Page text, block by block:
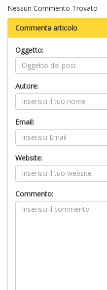
Nessun Commento Trovato
Commenta articolo
Oggetto:
Autore:
Email:
Website:
Commento: